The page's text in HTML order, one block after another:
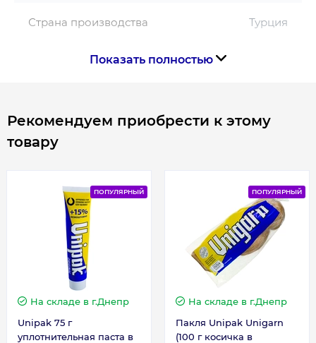
Страна производства Турция
Длина радиатора, мм
Гарантия
Гарантия производителя, мес 120
Показать полностью
Рекомендуем приобрести к этому
товару
ПОПУЛЯРНЫЙ
На складе в г.Днепр
Unipak 75 г
уплотнительная паста в
ПОПУЛЯРНЫЙ
На складе в г.Днепр
Пакля Unipak Unigarn
(100 г косичка в